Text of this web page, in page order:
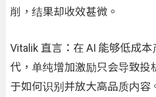
削，结果却收效甚微。
Vitalik 直言：在 AI 能够低成
代，单纯增加激励只会导致投
于如何识别并放大高品质内容